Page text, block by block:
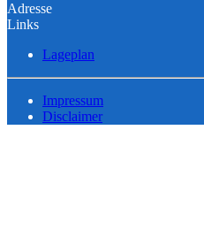
Adresse
Links
Lageplan
Impressum
Disclaimer